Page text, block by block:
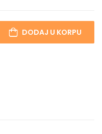
DODAJ U KORPU